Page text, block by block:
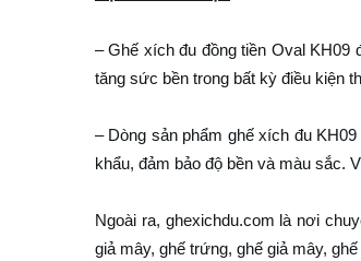
– Ghế xích đu đồng tiền Oval
tăng sức bền trong bất kỳ điều kiện
– Dòng sản phẩm ghế xích đu
khẩu, đảm bảo độ bền và màu sắc.
Ngoài ra, ghexichdu.com là nơi
giả mây, ghế trứng, ghế giả mây,